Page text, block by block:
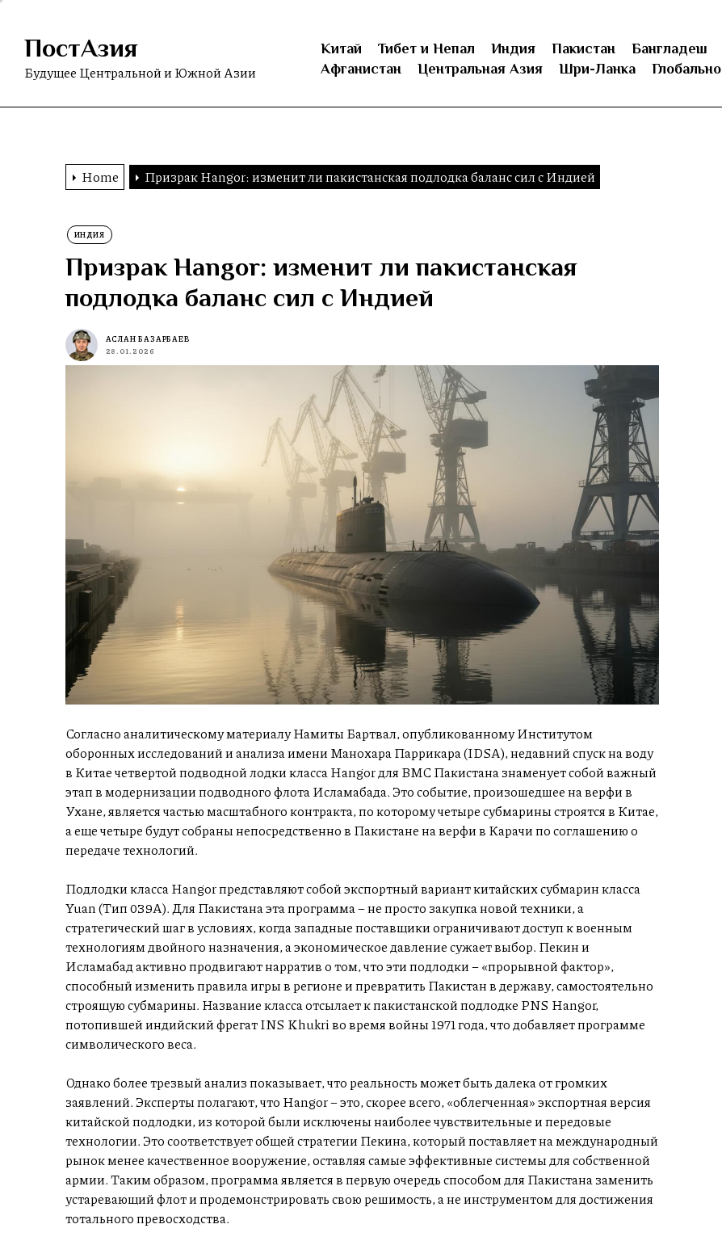
Skip
content
ПостАзия
Будущее Центральной и Южной Азии
Китай Тибет и Непал Индия Пакистан Бангладеш
Афганистан
Центральная Азия Шри-Ланка Глобально
Home Призрак Hangor: изменит ли пакистанская подлодка баланс сил с Индией
ИНДИЯ
Призрак Hangor: изменит ли пакистанская
подлодка баланс сил с Индией
АСЛАН БАЗАРБАЕВ
28.01.2026
Согласно аналитическому материалу Намиты Бартвал, опубликованному Институтом
оборонных исследований и анализа имени Манохара Паррикара (IDSA), недавний спуск на воду
в Китае четвертой подводной лодки класса Hangor для ВМС Пакистана знаменует собой важный
этап в модернизации подводного флота Исламабада. Это событие, произошедшее на верфи в
Ухане, является частью масштабного контракта, по которому четыре субмарины строятся в Китае,
а еще четыре будут собраны непосредственно в Пакистане на верфи в Карачи по соглашению о
передаче технологий.
Подлодки класса Hangor представляют собой экспортный вариант китайских субмарин класса
Yuan (Тип 039A). Для Пакистана эта программа – не просто закупка новой техники, а
стратегический шаг в условиях, когда западные поставщики ограничивают доступ к военным
технологиям двойного назначения, а экономическое давление сужает выбор. Пекин и
Исламабад активно продвигают нарратив о том, что эти подлодки – «прорывной фактор»,
способный изменить правила игры в регионе и превратить Пакистан в державу, самостоятельно
строящую субмарины. Название класса отсылает к пакистанской подлодке PNS Hangor,
потопившей индийский фрегат INS Khukri во время войны 1971 года, что добавляет программе
символического веса.
Однако более трезвый анализ показывает, что реальность может быть далека от громких
заявлений. Эксперты полагают, что Hangor – это, скорее всего, «облегченная» экспортная версия
китайской подлодки, из которой были исключены наиболее чувствительные и передовые
технологии. Это соответствует общей стратегии Пекина, который поставляет на международный
рынок менее качественное вооружение, оставляя самые эффективные системы для собственной
армии. Таким образом, программа является в первую очередь способом для Пакистана заменить
устаревающий флот и продемонстрировать свою решимость, а не инструментом для достижения
тотального превосходства.